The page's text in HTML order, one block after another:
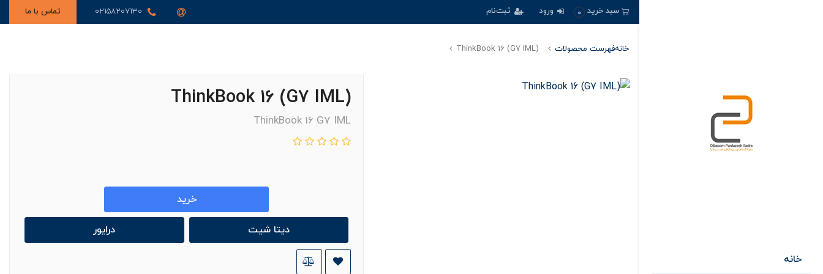
سبد خرید 0 ورود ثبت‌نام 02158207130 تماس با ما
خانه
خانهفهرست محصولات (ThinkBook 16 (G7 IML
(ThinkBook 16 (G7 IML
ThinkBook 16 G7 IML
خرید
دیتا شیت درایور